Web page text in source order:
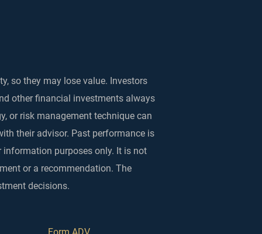
so they may lose value. Investors
other financial investments always
or risk management technique can
their advisor. Past performance is
purposes only. It is not
or a recommendation. The
decisions.